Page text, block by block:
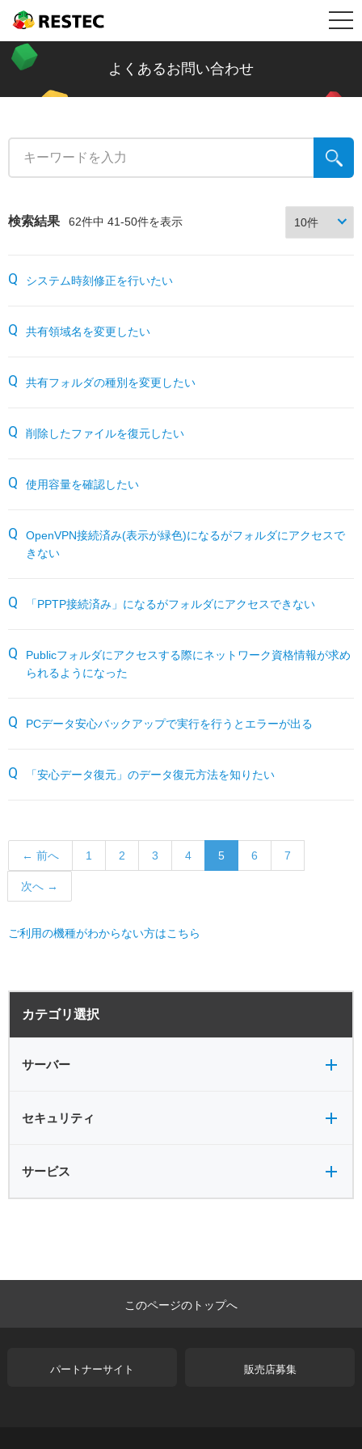
RESTEC
メ
ニ
ュ
ー
製品情報
リステック製品の特長
Restec Security System
DOBERMAN SYSTEM
リステックサポート付きPC
導入事例
建設業
介護福祉
新着記事一覧
企業の情報漏えい対策
サポート
DOBERMAN SYSTEM保証内容
リモート保守について
よくあるお問い合わせ
パートナーサイト
よくあるお問い合わせ
カテゴリ選択
サーバー
VPN
バックアップ
電源
サーバー全般
セキュリティ
サービス
検索結果 62件中 41-50件を表示
システム時刻修正を行いたい
共有領域名を変更したい
共有フォルダの種別を変更したい
削除したファイルを復元したい
使用容量を確認したい
OpenVPN接続済み(表示が緑色)になるがフォルダにアクセスで
きない
「PPTP接続済み」になるがフォルダにアクセスできない
Publicフォルダにアクセスする際にネットワーク資格情報が求め
られるようになった
PCデータ安心バックアップで実行を行うとエラーが出る
「安心データ復元」のデータ復元方法を知りたい
← 前へ 1 2 3 4 5 6 7
次へ →
ご利用の機種がわからない方はこちら
このページのトップへ
パートナーサイト 販売店募集